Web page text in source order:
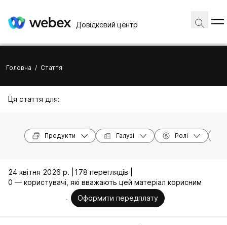
Довідковий центр
Головна / Стаття
Ця стаття для:
Продукти Галузі Ролі
24 квітня 2026 р. |
178 переглядів |
0 — користувачі, які вважають цей матеріал корисним
Оформити передплату